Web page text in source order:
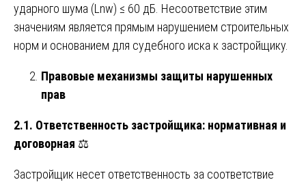
ударного шума (Lnw) ≤ 60 дБ. Несоответствие этим
значениям является прямым нарушением строительных
норм и основанием для судебного иска к застройщику.
Правовые механизмы защиты нарушенных
прав
2.1. Ответственность застройщика: нормативная и
договорная ⚖️
Застройщик несет ответственность за соответствие